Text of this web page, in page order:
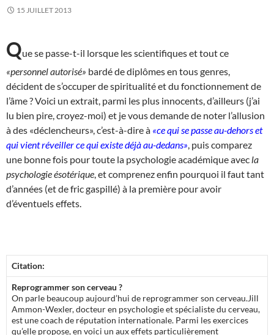
15 JUILLET 2013
Que se passe-t-il lorsque les scientifiques et tout ce
«personnel autorisé» bardé de diplômes en tous genres,
décident de s’occuper de spiritualité et du fonctionnement de
l’âme ? Voici un extrait, parmi les plus innocents, d’ailleurs (j’ai
lu bien pire, croyez-moi) et je vous demande de noter l’allusion
à des «déclencheurs», c’est-à-dire à «ce qui se passe au-dehors et
qui vient réveiller ce qui existe déjà au-dedans» , puis comparez
une bonne fois pour toute la psychologie académique avec la
psychologie ésotérique , et comprenez enfin pourquoi il faut tant
d’années (et de fric gaspillé) à la première pour avoir
d’éventuels effets.
Citation:
Reprogrammer son cerveau ?
On parle beaucoup aujourd’hui de reprogrammer son cerveau.Jill
Ammon-Wexler, docteur en psychologie et spécialiste du cerveau,
est une coach de réputation internationale. Parmi les exercices
qu’elle propose, en voici un aux effets particulièrement